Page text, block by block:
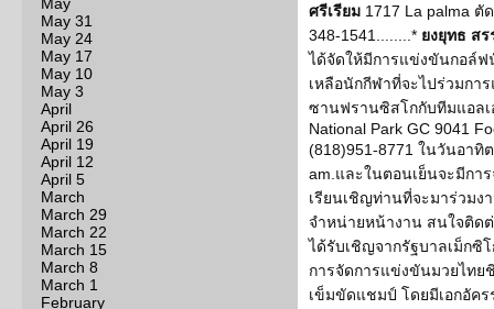
May 31
May 24
May 17
May 10
May 3
April
April 26
April 19
April 12
April 5
March
March 29
March 22
March 15
March 8
March 1
February
ศรีเรียม 1717 La palma ตั
348-1541........* ยงยุทธ ส
ได้จัดให้มีการแข่งขันกอล์ฟ
เหลือนักกีฬาที่จะไปร่วมกา
ซานฟรานซิสโกกับทีมแอลเ
National Park GC 9041
(818)951-8771 ในวันอาทิ
am.และในตอนเย็นจะมีกา
เรียนเชิญท่านที่จะมาร่วมง
จำหน่ายหน้างาน สนใจติด
ได้รับเชิญจากรัฐบาลเม็กซิ
การจัดการแข่งขันมวยไท
เข็มขัดแชมป์ โดยมีเอกอัค